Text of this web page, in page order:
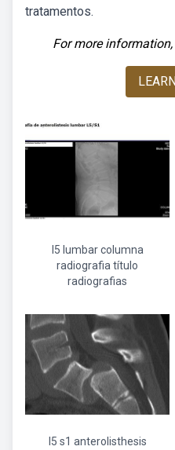
tratamentos.
For more
l5 lumbar columna
radiografia título
radiografias
l5 s1 anterolisthesis